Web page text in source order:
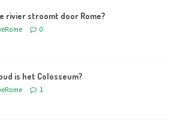
rivier stroomt door Rome?
0
is het Colosseum?
1